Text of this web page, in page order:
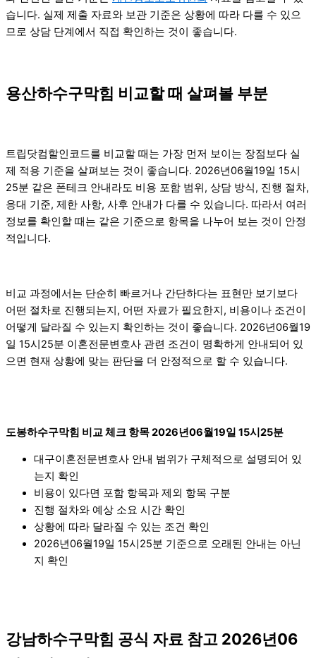
습니다. 실제 제출 자료와 보관 기준은 상황에 따라 다를 수 있으
므로 상담 단계에서 직접 확인하는 것이 좋습니다.
용산하수구막힘 비교할 때 살펴볼 부분
트립닷컴할인코드를 비교할 때는 가장 먼저 보이는 장점보다 실
제 적용 기준을 살펴보는 것이 좋습니다. 2026년06월19일 15시
25분 같은 폰테크 안내라도 비용 포함 범위, 상담 방식, 진행 절차,
응대 기준, 제한 사항, 사후 안내가 다를 수 있습니다. 따라서 여러
정보를 확인할 때는 같은 기준으로 항목을 나누어 보는 것이 안정
적입니다.
비교 과정에서는 단순히 빠르거나 간단하다는 표현만 보기보다
어떤 절차로 진행되는지, 어떤 자료가 필요한지, 비용이나 조건이
어떻게 달라질 수 있는지 확인하는 것이 좋습니다. 2026년06월19
일 15시25분 이혼전문변호사 관련 조건이 명확하게 안내되어 있
으면 현재 상황에 맞는 판단을 더 안정적으로 할 수 있습니다.
도봉하수구막힘 비교 체크 항목 2026년06월19일 15시25분
대구이혼전문변호사 안내 범위가 구체적으로 설명되어 있
는지 확인
비용이 있다면 포함 항목과 제외 항목 구분
진행 절차와 예상 소요 시간 확인
상황에 따라 달라질 수 있는 조건 확인
2026년06월19일 15시25분 기준으로 오래된 안내는 아닌
지 확인
강남하수구막힘 공식 자료 참고 2026년06